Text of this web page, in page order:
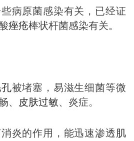
病原菌感染有关，已经证
痤疮棒状杆菌感染有关。
被堵塞，易滋生细菌等微
、 皮肤过敏、炎症。
炎的作用，能迅速渗透肌